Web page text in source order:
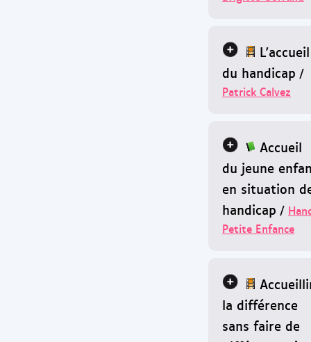
L'accueil
du handicap /
Patrick Calvez
Accueil
du jeune
en situation
handicap /
Petite Enfance
la différence
sans faire de